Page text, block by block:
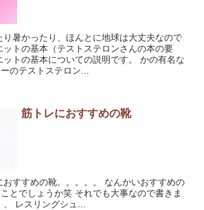
り暑かったり、ほんとに地球は大丈夫なので
ットの基本（テストステロンさんの本の要
トの基本についての説明です。 かの有名な
のテストステロン...
筋トレにおすすめの靴
おすすめの靴。。。。。 なんかいおすすめの
とでしょうか笑 それでも大事なので書きま
レスリングシュ...